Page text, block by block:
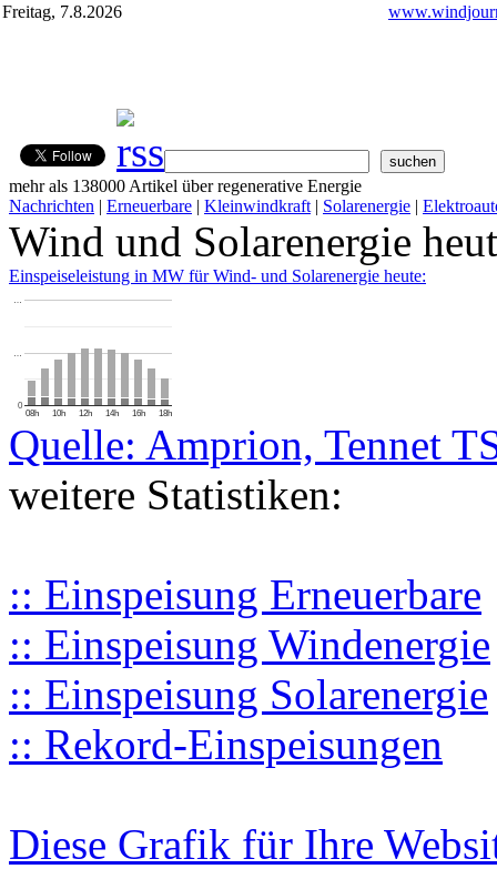
Freitag, 7.8.2026
mehr als 138000 Artikel über regenerative Energie
Nachrichten | Erneuerbare | Kleinwindkraft | Solarenergie |
Wind und Solarenergie
Einspeiseleistung in MW für Wind- und Solarenergie heute:
08h 10h 12h 14h 16h 18h
0
…
…
Quelle: Amprion, Tennet
weitere Statistiken:
:: Einspeisung Erneuerbare
:: Einspeisung Windenergie
:: Einspeisung Solarenergie
:: Rekord-Einspeisungen
Diese Grafik für Ihre